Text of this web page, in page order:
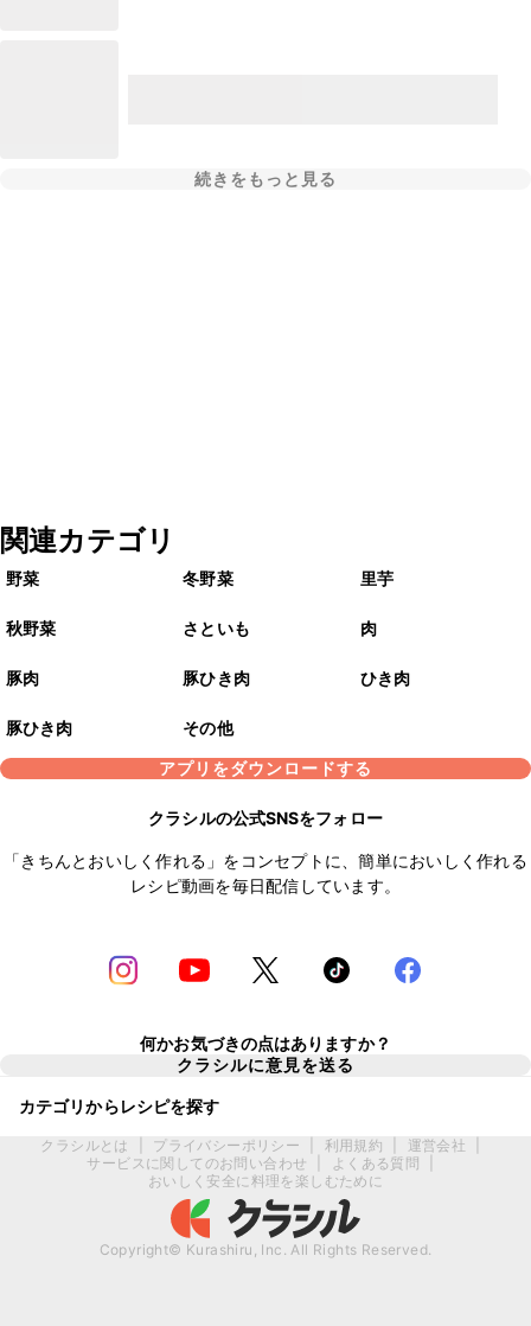
続きをもっと見る
関連カテゴリ
野菜 冬野菜 里芋
秋野菜 さといも 肉
豚肉 豚ひき肉 ひき肉
豚ひき肉
その他
アプリをダウンロードする
クラシルの公式SNSをフォロー
「きちんとおいしく作れる」をコンセプトに、簡単においしく作れる
レシピ動画を毎日配信しています。
何かお気づきの点はありますか？
クラシルに意見を送る
カテゴリからレシピを探す
クラシルとは プライバシーポリシー 利用規約 運営会社
サービスに関してのお問い合わせ
よくある質問
おいしく安全に料理を楽しむために
Copyright© Kurashiru, Inc. All Rights Reserved.